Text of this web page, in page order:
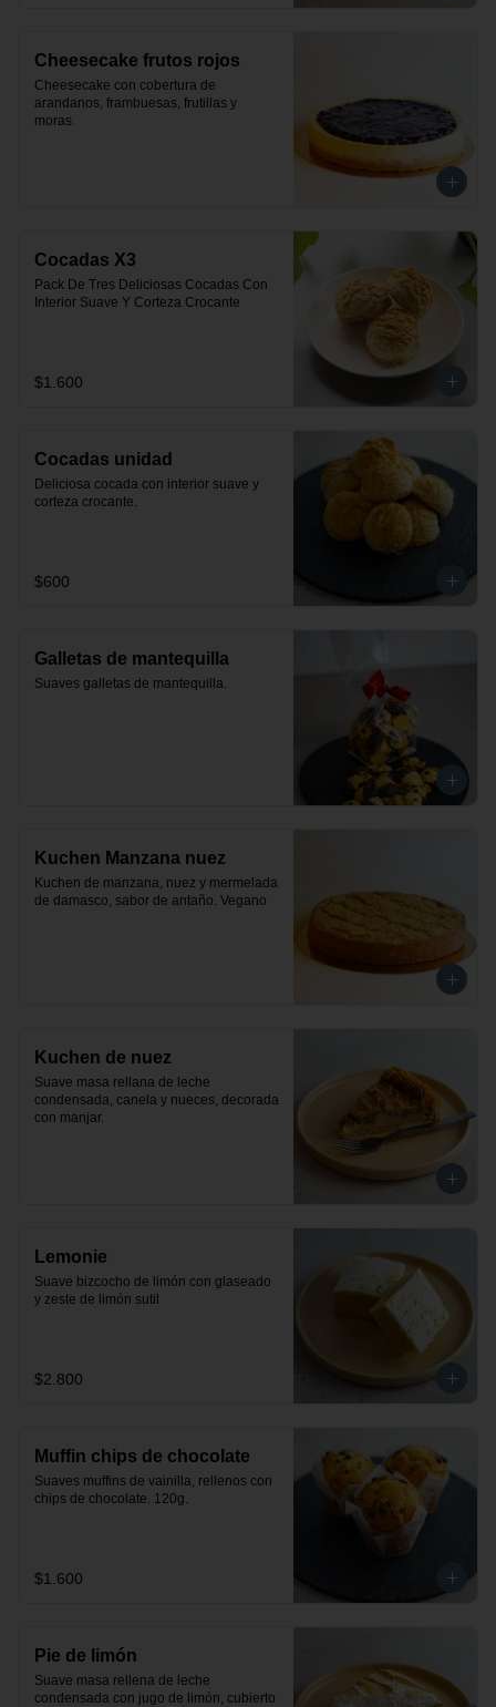
Cheesecake frutos rojos
Cheesecake con cobertura de
arandanos, frambuesas, frutillas y
moras.
Cocadas X3
Pack De Tres Deliciosas Cocadas Con
Interior Suave Y Corteza Crocante
$1.600
Cocadas unidad
Deliciosa cocada con interior suave y
corteza crocante.
$600
Galletas de mantequilla
Suaves galletas de mantequilla.
Kuchen Manzana nuez
Kuchen de manzana, nuez y mermelada
de damasco, sabor de antaño. Vegano
Kuchen de nuez
Suave masa rellana de leche
condensada, canela y nueces, decorada
con manjar.
Lemonie
Suave bizcocho de limón con glaseado
y zeste de limón sutil
$2.800
Muffin chips de chocolate
Suaves muffins de vainilla, rellenos con
chips de chocolate. 120g.
$1.600
Pie de limón
Suave masa rellena de leche
condensada con jugo de limón, cubierto